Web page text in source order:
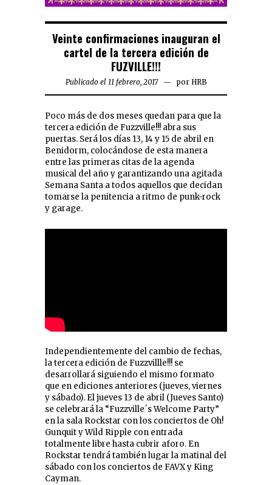
Veinte confirmaciones inauguran el
cartel de la tercera edición de
FUZVILLE!!!
Publicado el 11 febrero, 2017 por HRB
Poco más de dos meses quedan para que la
tercera edición de Fuzzville!!! abra sus
puertas. Será los días 13, 14 y 15 de abril en
Benidorm, colocándose de esta manera
entre las primeras citas de la agenda
musical del año y garantizando una agitada
Semana Santa a todos aquellos que decidan
tomarse la penitencia a ritmo de punk-rock
y garage.
Independientemente del cambio de fechas,
la tercera edición de Fuzzvillle!!! se
desarrollará siguiendo el mismo formato
que en ediciones anteriores (jueves, viernes
y sábado). El jueves 13 de abril (Jueves Santo)
se celebrará la “Fuzzville´s Welcome Party”
en la sala Rockstar con los conciertos de Oh!
Gunquit y Wild Ripple con entrada
totalmente libre hasta cubrir aforo. En
Rockstar tendrá también lugar la matinal del
sábado con los conciertos de FAVX y King
Cayman.